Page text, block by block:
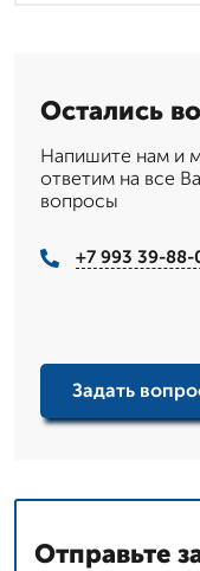
Остались
Напишите нам и
ответим на все
вопросы
+7 993 39-88-
Задать
Отправьте